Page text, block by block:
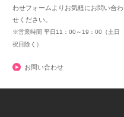
わせフォームよりお気軽にお問い合わ
せください。
※営業時間 平日11：00～19：00（土日
祝日除く）
お問い合わせ